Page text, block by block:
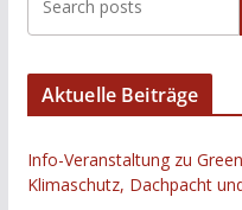
Aktuelle Beiträge
Info-Veranstaltung zu
Klimaschutz, Dachpacht